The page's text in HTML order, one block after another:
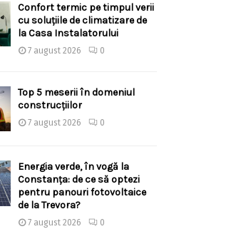
Confort termic pe timpul verii
cu soluțiile de climatizare de
la Casa Instalatorului
7 august 2026 0
Top 5 meserii în domeniul
construcțiilor
7 august 2026 0
Energia verde, în vogă la
Constanța: de ce să optezi
pentru panouri fotovoltaice
de la Trevora?
7 august 2026 0